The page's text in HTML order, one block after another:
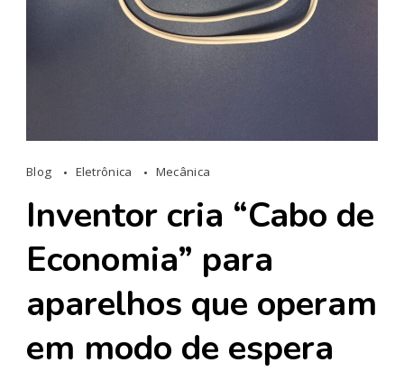
Blog Eletrônica Mecânica
Inventor cria “Cabo de
Economia” para
aparelhos que operam
em modo de espera